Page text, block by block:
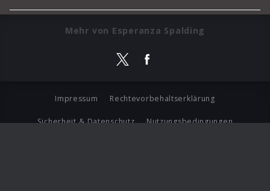
Mehr von Esperanza Spalding
Impressum Rechtevorbehaltserklärung
Sicherheit & Datenschutz Nutzungsbedingungen